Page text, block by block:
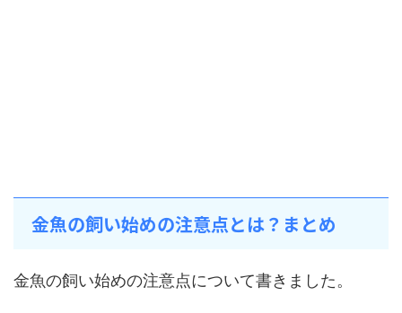
金魚の飼い始めの注意点とは？まとめ
金魚の飼い始めの注意点について書きました。